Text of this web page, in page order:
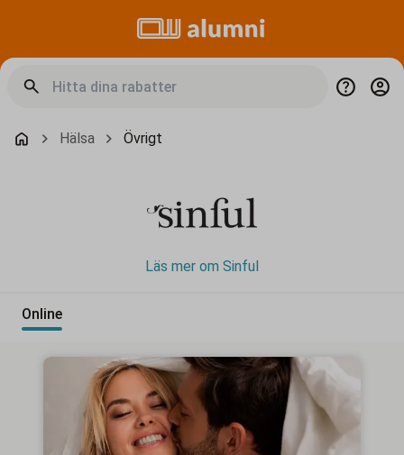
Hälsa Övrigt
Läs mer om Sinful
Online